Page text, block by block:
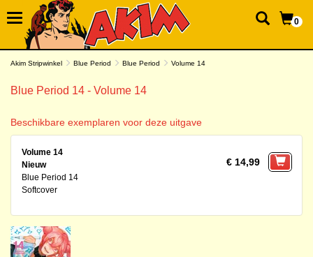
0
Akim Stripwinkel Blue Period Blue Period Volume 14
Blue Period 14 - Volume 14
Beschikbare exemplaren voor deze uitgave
Volume 14
Nieuw
Blue Period 14
Softcover
€ 14,99